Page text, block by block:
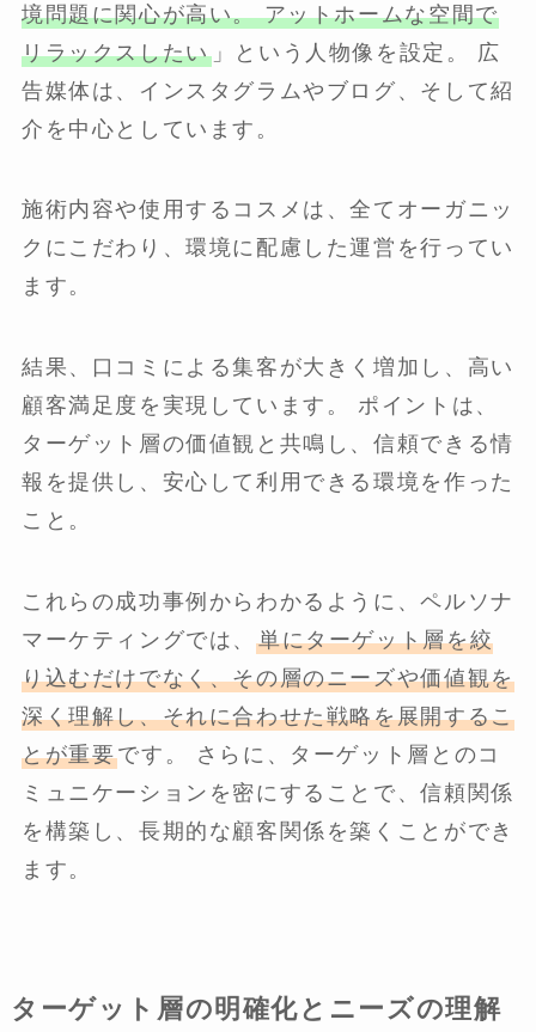
境問題に関心が高い。 アットホームな空間で
リラックスしたい」という人物像を設定。 広
告媒体は、インスタグラムやブログ、そして紹
介を中心としています。
施術内容や使用するコスメは、全てオーガニッ
クにこだわり、環境に配慮した運営を行ってい
ます。
結果、口コミによる集客が大きく増加し、高い
顧客満足度を実現しています。 ポイントは、
ターゲット層の価値観と共鳴し、信頼できる情
報を提供し、安心して利用できる環境を作った
こと。
これらの成功事例からわかるように、ペルソナ
マーケティングでは、単にターゲット層を絞
り込むだけでなく、その層のニーズや価値観を
深く理解し、それに合わせた戦略を展開するこ
とが重要です。 さらに、ターゲット層とのコ
ミュニケーションを密にすることで、信頼関係
を構築し、長期的な顧客関係を築くことができ
ます。
ターゲット層の明確化とニーズの理解